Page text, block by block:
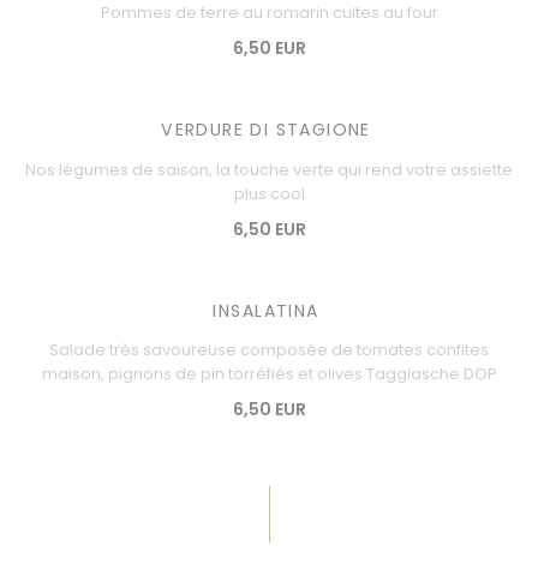
Pommes de terre au romarin cuites au four
6,50 EUR
VERDURE DI STAGIONE
Nos légumes de saison, la touche verte qui rend votre assiette
plus cool
6,50 EUR
INSALATINA
Salade très savoureuse composée de tomates confites
maison, pignons de pin torréfiés et olives Taggiasche DOP
6,50 EUR